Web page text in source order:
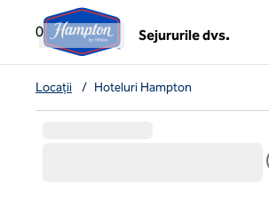
Salt la conținut
0
Sejururile dvs.
Locații / Hoteluri Hampton